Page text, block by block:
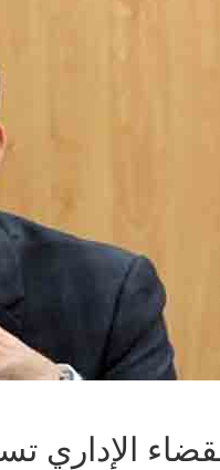
متابعة
قرينة
الإداري